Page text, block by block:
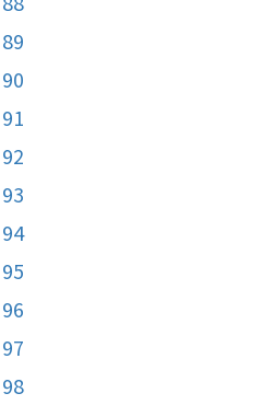
89
90
91
92
93
94
95
96
97
98